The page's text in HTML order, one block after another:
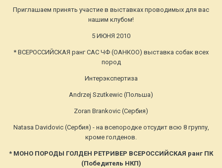
Приглашаем принять участие в выставках проводимых для вас
нашим клубом!
5 ИЮНЯ 2010
* ВСЕРОССИЙСКАЯ ранг САС ЧФ (ОАНКОО) выставка собак всех
пород
Интерэкспертиза
Andrzej Szutkewic (Польша)
Zoran Brankovic (Сербия)
Natasa Davidovic (Сербия) - на всепородке отсудит всю 8 группу,
кроме голденов.
* МОНО ПОРОДЫ ГОЛДЕН РЕТРИВЕР ВСЕРОССИЙСКАЯ ранг ПК
(Победитель НКП)